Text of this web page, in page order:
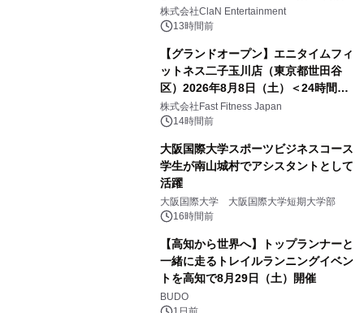
開催決定！！
株式会社ClaN Entertainment
13時間前
【グランドオープン】エニタイムフィ
ットネス二子玉川店（東京都世田谷
区）2026年8月8日（土）＜24時間年
中無休のフィットネスジム＞
株式会社Fast Fitness Japan
14時間前
大阪国際大学スポーツビジネスコース
学生が南山城村でアシスタントとして
活躍
大阪国際大学 大阪国際大学短期大学部
16時間前
【高知から世界へ】トップランナーと
一緒に走るトレイルランニングイベン
トを高知で8月29日（土）開催
BUDO